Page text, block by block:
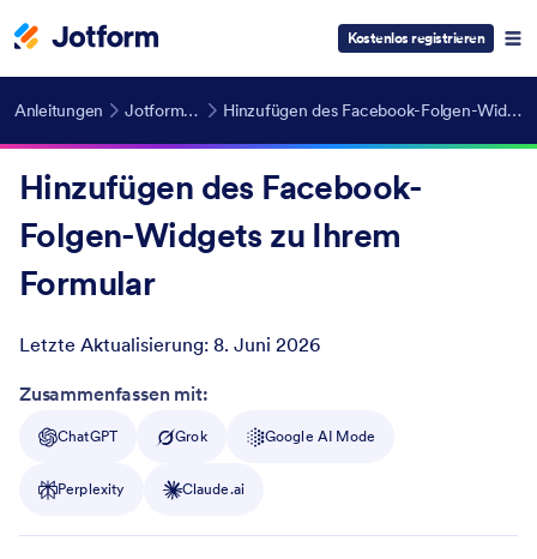
Kostenlos registrieren
Anleitungen Jotform Widgets Hinzufügen des Facebook-Folgen-Widgets zu Ihrem Formular
Hinzufügen des Facebook-
Folgen-Widgets zu Ihrem
Formular
Letzte Aktualisierung: 8. Juni 2026
Post ID
Zusammenfassen mit:
ChatGPT Grok Google AI Mode
Perplexity Claude.ai